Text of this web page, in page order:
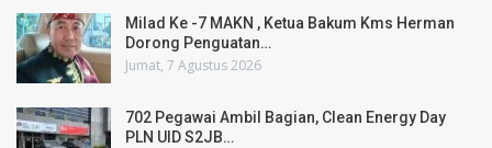
Milad Ke -7 MAKN , Ketua Bakum Kms Herman
Dorong Penguatan…
Jumat, 7 Agustus 2026
702 Pegawai Ambil Bagian, Clean Energy Day
PLN UID S2JB…